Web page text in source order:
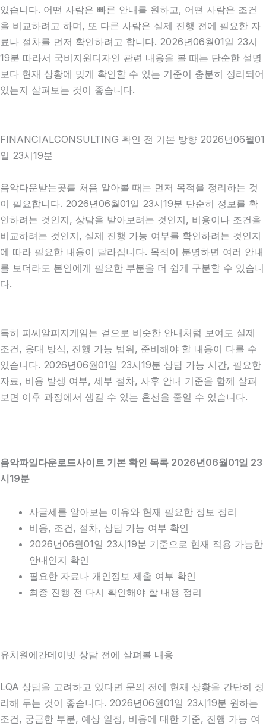
있습니다. 어떤 사람은 빠른 안내를 원하고, 어떤 사람은 조건
을 비교하려고 하며, 또 다른 사람은 실제 진행 전에 필요한 자
료나 절차를 먼저 확인하려고 합니다. 2026년06월01일 23시
19분 따라서 국비지원디자인 관련 내용을 볼 때는 단순한 설명
보다 현재 상황에 맞게 확인할 수 있는 기준이 충분히 정리되어
있는지 살펴보는 것이 좋습니다.
FINANCIALCONSULTING 확인 전 기본 방향 2026년06월01
일 23시19분
음악다운받는곳를 처음 알아볼 때는 먼저 목적을 정리하는 것
이 필요합니다. 2026년06월01일 23시19분 단순히 정보를 확
인하려는 것인지, 상담을 받아보려는 것인지, 비용이나 조건을
비교하려는 것인지, 실제 진행 가능 여부를 확인하려는 것인지
에 따라 필요한 내용이 달라집니다. 목적이 분명하면 여러 안내
를 보더라도 본인에게 필요한 부분을 더 쉽게 구분할 수 있습니
다.
특히 피씨알피지게임는 겉으로 비슷한 안내처럼 보여도 실제
조건, 응대 방식, 진행 가능 범위, 준비해야 할 내용이 다를 수
있습니다. 2026년06월01일 23시19분 상담 가능 시간, 필요한
자료, 비용 발생 여부, 세부 절차, 사후 안내 기준을 함께 살펴
보면 이후 과정에서 생길 수 있는 혼선을 줄일 수 있습니다.
음악파일다운로드사이트 기본 확인 목록 2026년06월01일 23
시19분
사글세를 알아보는 이유와 현재 필요한 정보 정리
비용, 조건, 절차, 상담 가능 여부 확인
2026년06월01일 23시19분 기준으로 현재 적용 가능한
안내인지 확인
필요한 자료나 개인정보 제출 여부 확인
최종 진행 전 다시 확인해야 할 내용 정리
유치원에간데이빗 상담 전에 살펴볼 내용
LQA 상담을 고려하고 있다면 문의 전에 현재 상황을 간단히 정
리해 두는 것이 좋습니다. 2026년06월01일 23시19분 원하는
조건, 궁금한 부분, 예상 일정, 비용에 대한 기준, 진행 가능 여